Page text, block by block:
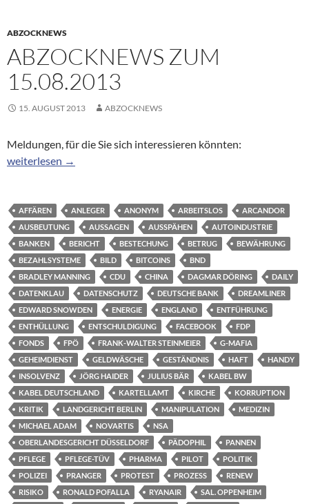
ABZOCKNEWS
ABZOCKNEWS ZUM
15.08.2013
15. AUGUST 2013 ABZOCKNEWS
Meldungen, für die Sie sich interessieren könnten:
Abzocknews zum 15.08.2013
weiterlesen →
AFFÄREN ANLEGER ANONYM ARBEITSLOS
ARCANDOR
AUSBEUTUNG
AUSSAGEN AUSSPÄHEN
AUTOINDUSTRIE
BANKEN
BERICHT BESTECHUNG BETRUG
BEWÄHRUNG
BEZAHLSYSTEME
BILD BITCOINS
BND
BRADLEY MANNING
CDU CHINA DAGMAR DÖRING
DAILY
DATENKLAU
DATENSCHUTZ DEUTSCHE BANK
DREAMLINER
EDWARD SNOWDEN
ENERGIE ENGLAND
ENTFÜHRUNG
ENTHÜLLUNG
ENTSCHULDIGUNG FACEBOOK
FDP
FONDS
FPÖ FRANK-WALTER STEINMEIER
G-MAFIA
GEHEIMDIENST
GELDWÄSCHE GESTÄNDNIS HAFT
HANDY
INSOLVENZ
JÖRG HAIDER JULIUS BÄR
KABEL BW
KABEL DEUTSCHLAND
KARTELLAMT KIRCHE
KORRUPTION
KRITIK
LANDGERICHT BERLIN MANIPULATION
MEDIZIN
MICHAEL ADAM
NOVARTIS
NSA
OBERLANDESGERICHT DÜSSELDORF
PÄDOPHIL
PANNEN
PFLEGE
PFLEGE-TÜV PHARMA PILOT
POLITIK
POLIZEI
PRANGER PROTEST PROZESS
RENEW
RISIKO
RONALD POFALLA RYANAIR
SAL. OPPENHEIM